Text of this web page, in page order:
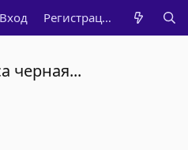
Вход Регистрация
черная...